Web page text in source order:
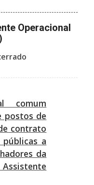
Operacional
comum
postos de
contrato
a
da